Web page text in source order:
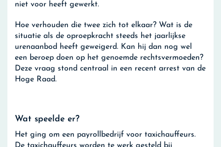
niet voor heeft gewerkt.
Hoe verhouden die twee zich tot elkaar? Wat is de
situatie als de oproepkracht steeds het jaarlijkse
urenaanbod heeft geweigerd. Kan hij dan nog wel
een beroep doen op het genoemde rechtsvermoeden?
Deze vraag stond centraal in een recent arrest van de
Hoge Raad.
Wat speelde er?
Het ging om een payrollbedrijf voor taxichauffeurs.